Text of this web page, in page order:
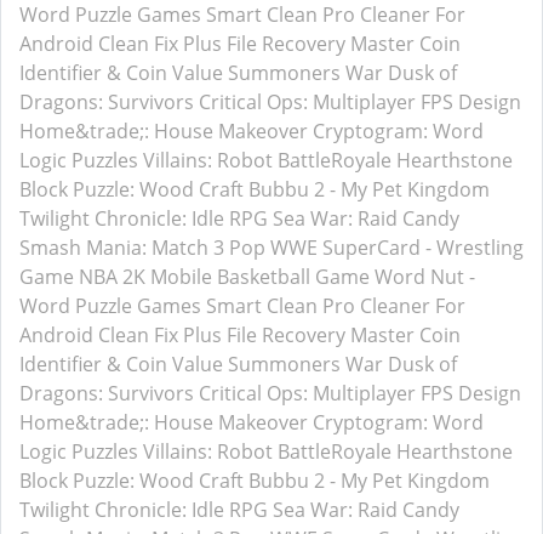
Word Puzzle Games Smart Clean Pro Cleaner For
Android Clean Fix Plus File Recovery Master Coin
Identifier & Coin Value Summoners War Dusk of
Dragons: Survivors Critical Ops: Multiplayer FPS Design
Home&trade;: House Makeover Cryptogram: Word
Logic Puzzles Villains: Robot BattleRoyale Hearthstone
Block Puzzle: Wood Craft Bubbu 2 - My Pet Kingdom
Twilight Chronicle: Idle RPG Sea War: Raid Candy
Smash Mania: Match 3 Pop WWE SuperCard - Wrestling
Game NBA 2K Mobile Basketball Game Word Nut -
Word Puzzle Games Smart Clean Pro Cleaner For
Android Clean Fix Plus File Recovery Master Coin
Identifier & Coin Value Summoners War Dusk of
Dragons: Survivors Critical Ops: Multiplayer FPS Design
Home&trade;: House Makeover Cryptogram: Word
Logic Puzzles Villains: Robot BattleRoyale Hearthstone
Block Puzzle: Wood Craft Bubbu 2 - My Pet Kingdom
Twilight Chronicle: Idle RPG Sea War: Raid Candy